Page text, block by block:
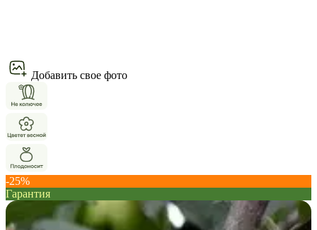
Добавить свое фото
-25%
Гарантия